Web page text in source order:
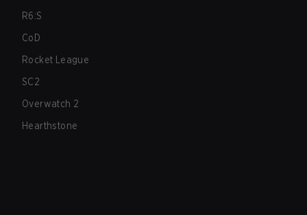
R6:S
CoD
Rocket League
SC2
Overwatch 2
Hearthstone